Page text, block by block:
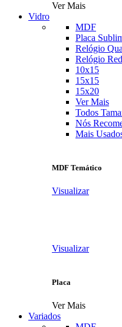
Ver Mais
Vidro
MDF
Placa
Relógio
Relógio
10x15
15x15
15x20
Ver Mais
Todos
Nós
Mais
MDF Temático
Visualizar
Visualizar
Placa
Ver Mais
Variados